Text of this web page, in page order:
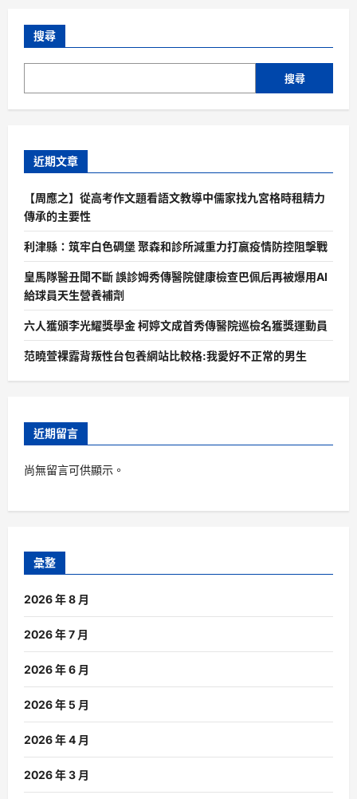
搜尋
搜尋
近期文章
【周應之】從高考作文題看語文教導中儒家找九宮格時租精力
傳承的主要性
利津縣：筑牢白色碉堡 聚森和診所減重力打贏疫情防控阻擊戰
皇馬隊醫丑聞不斷 誤診姆秀傳醫院健康檢查巴佩后再被爆用AI
給球員天生營養補劑
六人獲頒李光耀獎學金 柯婷文成首秀傳醫院巡檢名獲獎運動員
范曉萱裸露背叛性台包養網站比較格:我愛好不正常的男生
近期留言
尚無留言可供顯示。
彙整
2026 年 8 月
2026 年 7 月
2026 年 6 月
2026 年 5 月
2026 年 4 月
2026 年 3 月